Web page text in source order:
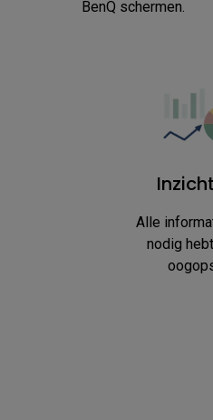
BenQ schermen.
Alle
nodig